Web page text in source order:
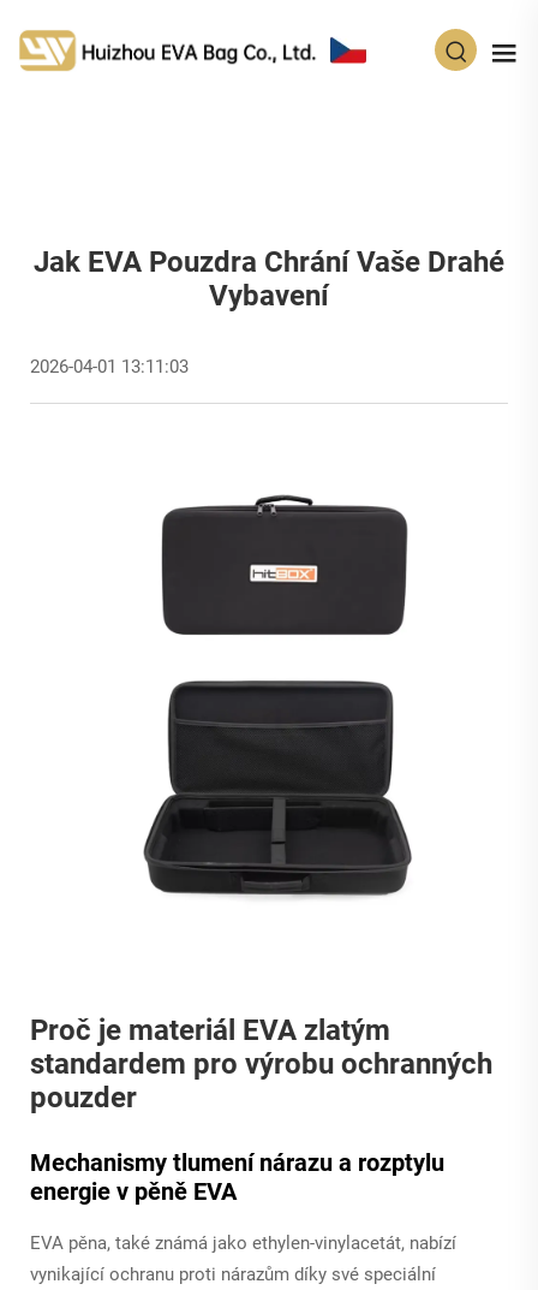
Jak EVA Pouzdra Chrání Vaše Drahé
Vybavení
2026-04-01 13:11:03
Proč je materiál EVA zlatým
standardem pro výrobu ochranných
pouzder
Mechanismy tlumení nárazu a rozptylu
energie v pěně EVA
EVA pěna, také známá jako ethylen-vinylacetát, nabízí
vynikající ochranu proti nárazům díky své speciální